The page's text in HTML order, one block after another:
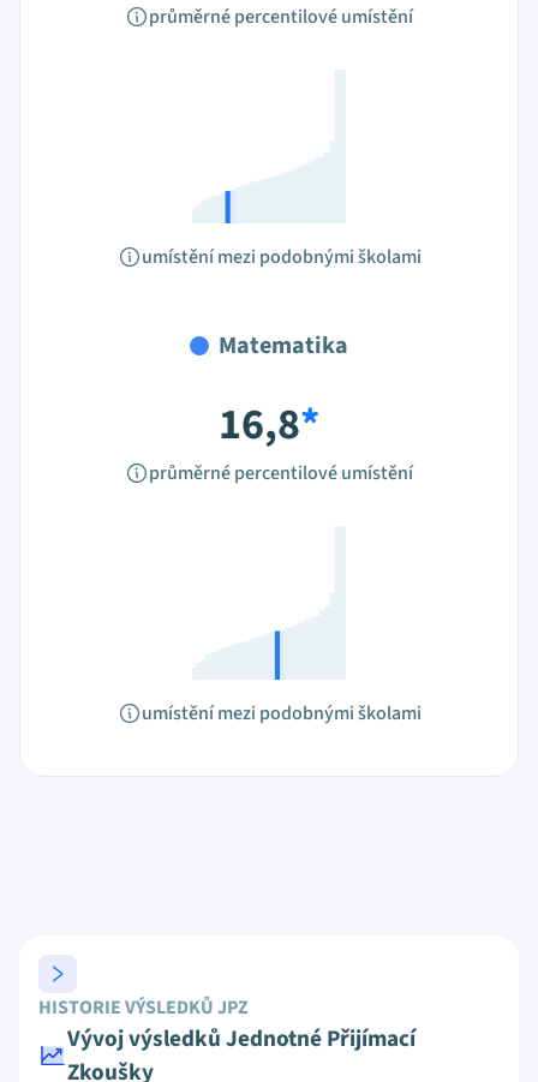
průměrné percentilové umístění
umístění mezi podobnými školami
Matematika
16,8*
průměrné percentilové umístění
umístění mezi podobnými školami
HISTORIE VÝSLEDKŮ JPZ
Vývoj výsledků Jednotné Přijímací
Zkoušky